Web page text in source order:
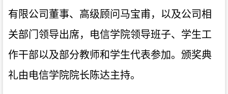
有限公司董事、高级顾问马宝甫，以及公司相
关部门领导出席，电信学院领导班子、学生工
作干部以及部分教师和学生代表参加。颁奖典
礼由电信学院院长陈达主持。